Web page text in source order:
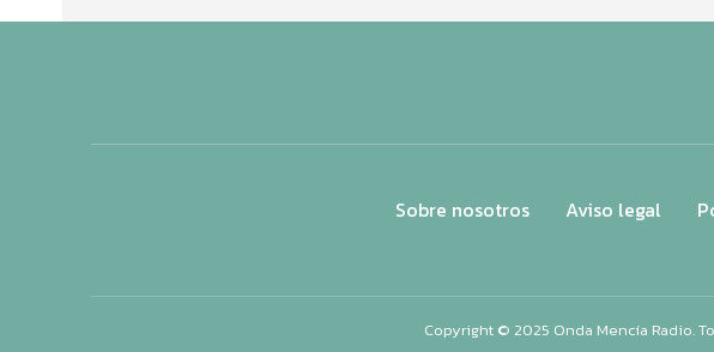
Sobre nosotros Aviso legal
Copyright © 2025 Onda Mencía Radio.